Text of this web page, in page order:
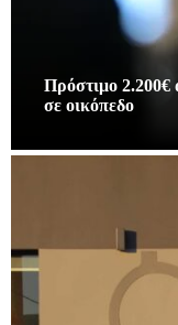
Πρόστιμο 2.200€
σε οικόπεδο